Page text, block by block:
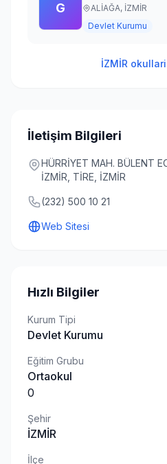
G ALİAĞA, İZMİR
Devlet Kurumu
İZMİR
İletişim Bilgileri
HÜRRİYET MAH. BÜLENT
İZMİR, TİRE, İZMİR
(232) 500 10 21
Web Sitesi
Hızlı Bilgiler
Kurum Tipi
Devlet Kurumu
Eğitim Grubu
Ortaokul
0
Şehir
İZMİR
İlçe